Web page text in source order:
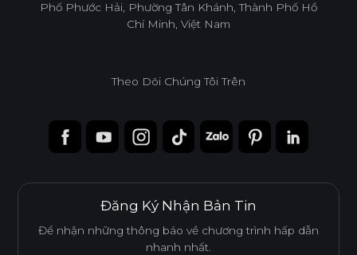
Phố Phước Hải, Phường Tân Khánh, Thành Phố Hồ
Chí Minh, Việt Nam
Theo Dõi Chúng Tôi Trên
Đăng Ký Nhận Bản Tin
Để nhận những thông báo về chương trình hấp dẫn
nhanh nhất.